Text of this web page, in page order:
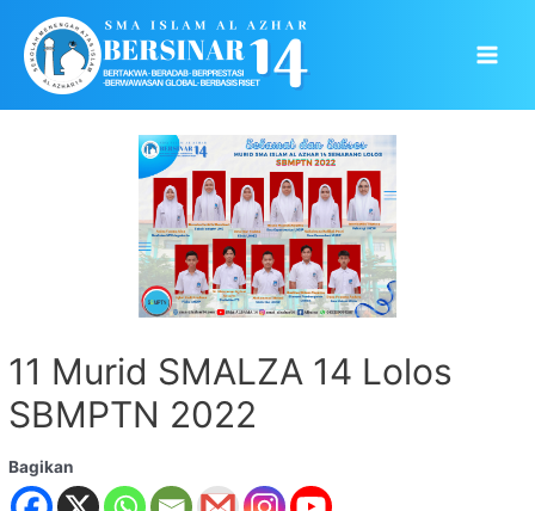
content
11 Murid SMALZA 14 Lolos
SBMPTN 2022
Bagikan